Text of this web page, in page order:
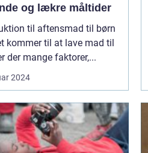
og lækre måltider
til aftensmad til børn
kommer til at lave mad til
der mange faktorer,...
2024